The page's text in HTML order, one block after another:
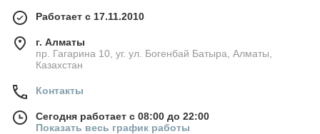
Работает с 17.11.2010
г. Алматы
пр. Гагарина 10, уг. ул. Богенбай Батыра, Алматы,
Казахстан
Контакты
Сегодня работает с 08:00 до 22:00
Показать весь график работы